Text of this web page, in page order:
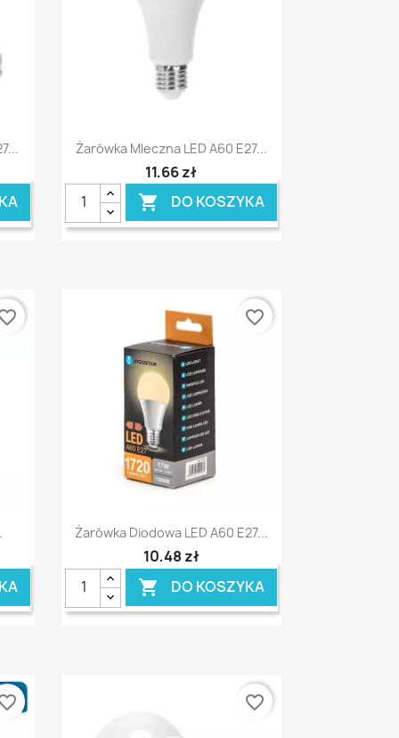
Szybki podgląd
Żarówka Mleczna LED A60 E27...
11,66 zł
 DO KOSZYKA
Szybki podgląd
Żarówka Diodowa LED A60 E27...
10,48 zł
 DO KOSZYKA
favorite_border
favorite_border